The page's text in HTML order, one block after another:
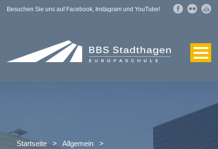
Besuchen Sie uns auf Facebook, Instagram und YouTube!
Startseite > Allgemein >